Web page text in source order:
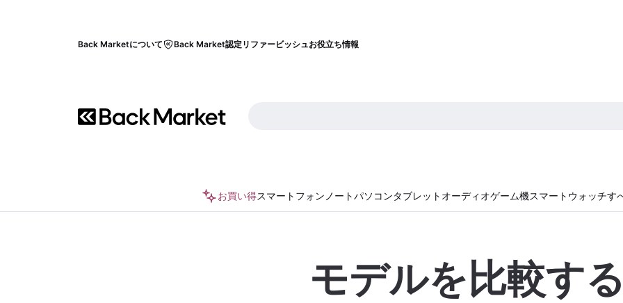
Back Marketについて Back Market認定リファービッシュお役立ち情報
お買い得スマートフォン ノートパソコンタブレット オーディオゲーム機スマートウォッチす
モデルを比較する